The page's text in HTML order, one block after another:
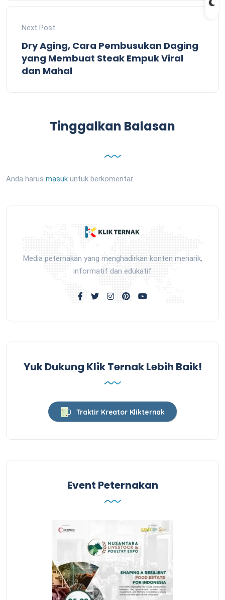
Next Post
Dry Aging, Cara Pembusukan Daging
yang Membuat Steak Empuk Viral
dan Mahal
Tinggalkan Balasan
Anda harus masuk untuk berkomentar.
Media peternakan yang menghadirkan konten menarik,
informatif dan edukatif
Yuk Dukung Klik Ternak Lebih Baik!
Traktir Kreator Klikternak
Event Peternakan